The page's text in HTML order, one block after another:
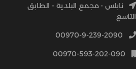
نابلس - مجمع البلدية - الطابق
التاسع
00970-9-239-2090
00970-593-202-090